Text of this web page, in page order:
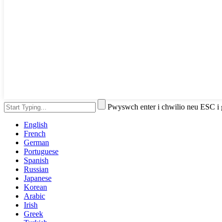
Pwyswch enter i chwilio neu ESC i
English
French
German
Portuguese
Spanish
Russian
Japanese
Korean
Arabic
Irish
Greek